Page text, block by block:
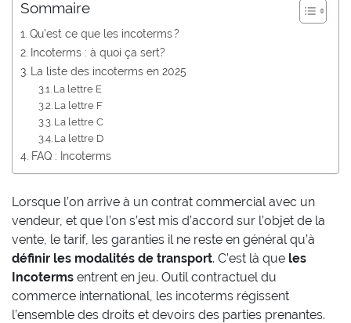
Sommaire
Qu’est ce que les incoterms ?
Incoterms : à quoi ça sert?
La liste des incoterms en 2025
La lettre E
La lettre F
La lettre C
La lettre D
FAQ : Incoterms
Lorsque l’on arrive à un contrat commercial avec un
vendeur, et que l’on s’est mis d’accord sur l’objet de la
vente, le tarif, les garanties il ne reste en général qu’à
définir les modalités de transport. C’est là que les
Incoterms entrent en jeu. Outil contractuel du
commerce international, les incoterms régissent
l’ensemble des droits et devoirs des parties prenantes.